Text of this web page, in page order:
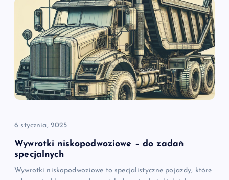
6 stycznia, 2025
Wywrotki niskopodwoziowe – do zadań
specjalnych
Wywrotki niskopodwoziowe to specjalistyczne pojazdy, które